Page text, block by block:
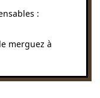
:
merguez à